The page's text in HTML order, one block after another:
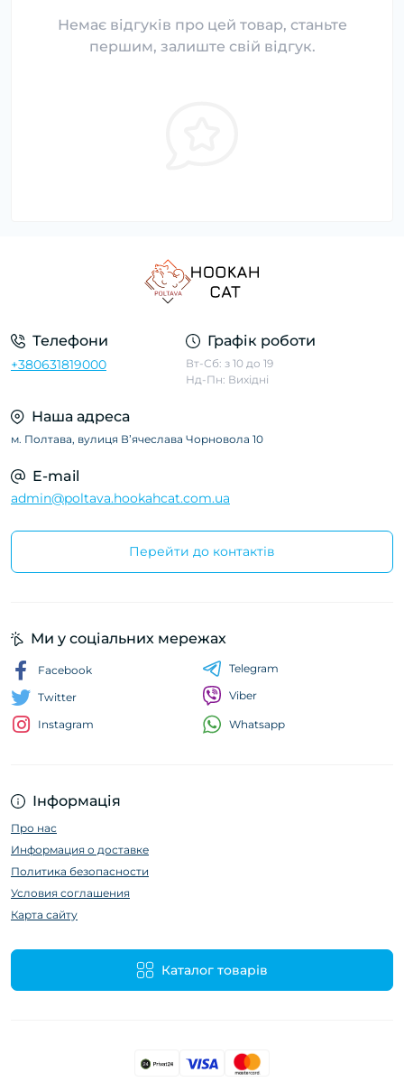
Немає відгуків про цей товар, станьте
першим, залиште свій відгук.
Телефони
+380631819000
Графік роботи
Вт-Сб: з 10 до 19
Нд-Пн: Вихідні
Наша адреса
м. Полтава, вулиця Вʼячеслава Чорновола 10
E-mail
admin@poltava.hookahcat.com.ua
Перейти до контактів
Інформація
Про нас
Информация о доставке
Политика безопасности
Условия соглашения
Карта сайту
Каталог товарів
Ми у соціальних мережах
Facebook
Twitter
Instagram
Telegram
Viber
Whatsapp